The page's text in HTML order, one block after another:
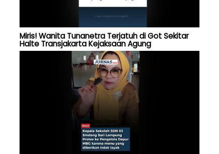
Miris! Wanita Tunanetra Terjatuh di Got Sekitar
Halte Transjakarta Kejaksaan Agung